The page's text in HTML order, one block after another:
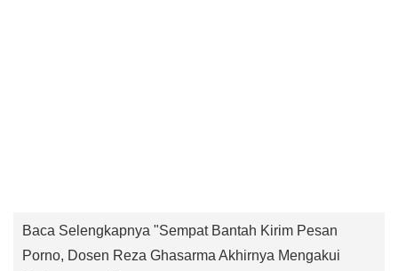
Baca Selengkapnya "Sempat Bantah Kirim Pesan
Porno, Dosen Reza Ghasarma Akhirnya Mengakui